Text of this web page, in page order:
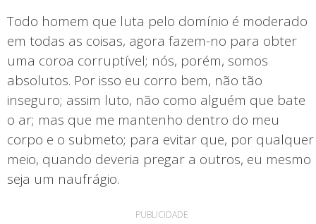
Todo homem que luta pelo domínio é moderado
em todas as coisas, agora fazem-no para obter
uma coroa corruptível; nós, porém, somos
absolutos. Por isso eu corro bem, não tão
inseguro; assim luto, não como alguém que bate
o ar; mas que me mantenho dentro do meu
corpo e o submeto; para evitar que, por qualquer
meio, quando deveria pregar a outros, eu mesmo
seja um naufrágio.
PUBLICIDADE